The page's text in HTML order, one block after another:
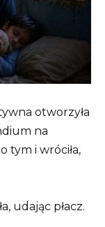
otworzyła
na
tym i wróciła,
udając płacz.